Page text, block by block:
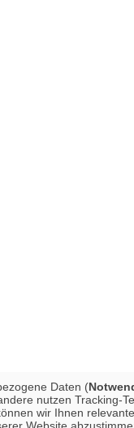
Daten (
nutzen Tracking-
wir Ihnen